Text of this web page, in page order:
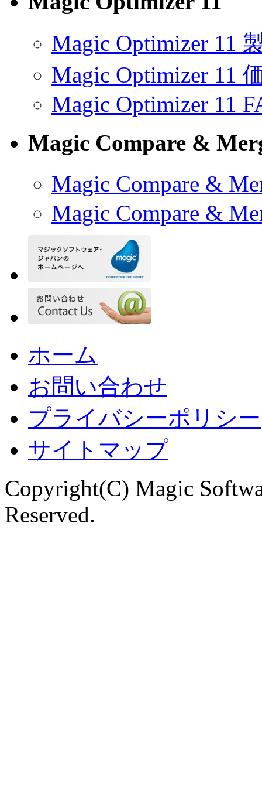
Magic Optimizer 11
Magic Optimizer 11
Magic Optimizer 11
Magic Compare &
Magic Compare &
Magic Compare &
ホーム
お問い合わせ
プライバシーポリシー
サイトマップ
Copyright(C) Magic
Reserved.